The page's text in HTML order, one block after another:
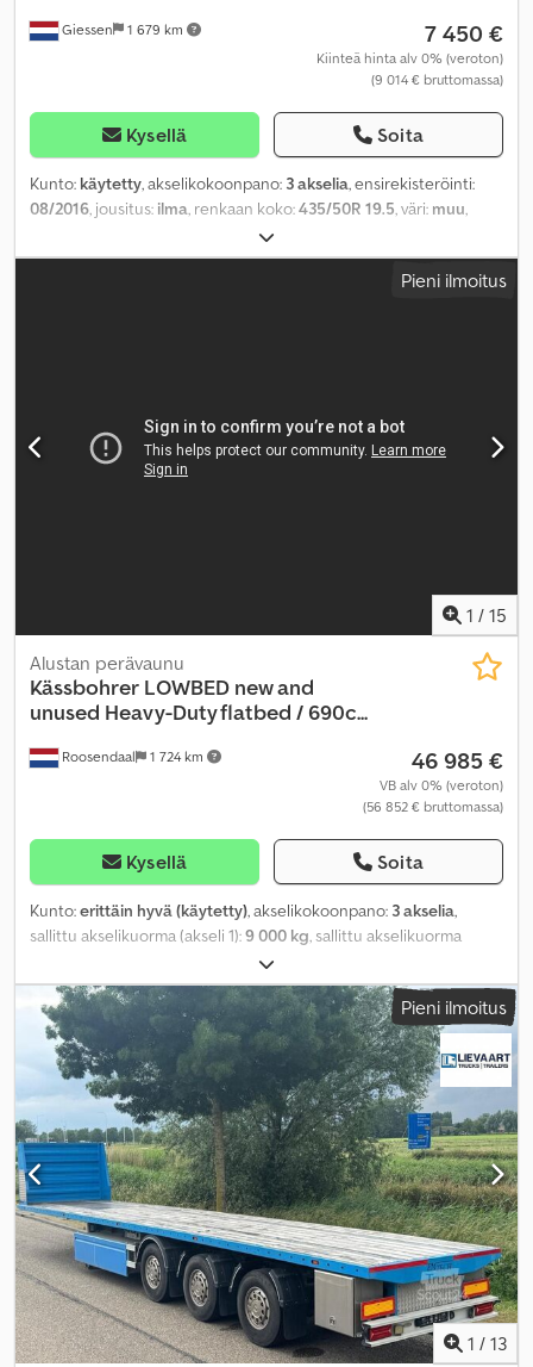
Giessen 1 679 km 7 450 €
Kiinteä hinta alv 0% (veroton)
(9 014 € bruttomassa)
Kysellä Soita
Kunto: käytetty, akselikokoonpano: 3 akselia, ensirekisteröinti:
08/2016, jousitus: ilma, renkaan koko:435/50R 19.5, väri: muu,
ABS
Pieni ilmoitus
1 / 15
Roosendaal 1 724 km
Alustan perävaunu
Kässbohrer LOWBED new and
unused Heavy-Duty flatbed / 690c...
46 985 €
VB alv 0% (veroton)
(56 852 € bruttomassa)
Kysellä Soita
Kunto:erittäin hyvä (käytetty), akselikokoonpano: 3 akselia,
sallittu akselikuorma (akseli 1):9 000 kg, sallittu akselikuorma
, sallittu akselikuorma (akseli 3):
ensirekisteröinti:04/2026, kuormatilan pituus:20 440 mm,
lastitilan leveys: 2 540 mm, kuormatilan korkeus:2 830 mm ,
kokonaisleveys:
2 540 mm, väri: punainen , Valmistusvuosi:2026,
Varusteet:ABS,
Pieni ilmoitus
1 / 13